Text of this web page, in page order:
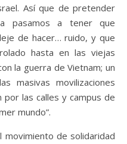
Así que de pretender
pasamos a tener que
de hacer… ruido, y que
hasta en las viejas
la guerra de Vietnam; un
masivas movilizaciones
las calles y campus de
mundo”.
de solidaridad